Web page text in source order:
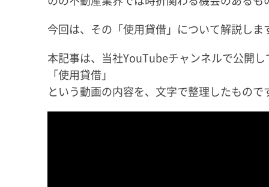
今回は、その「使用貸借」について解説しま
本記事は、当社YouTubeチャンネルで公開し
「使用貸借」
という動画の内容を、文字で整理したもので